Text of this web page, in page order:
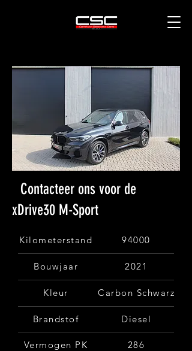
Contacteer ons voor de
xDrive30 M-Sport
Kilometerstand 94000
Bouwjaar 2021
Kleur Carbon Schwarz
Brandstof Diesel
Vermogen PK 286